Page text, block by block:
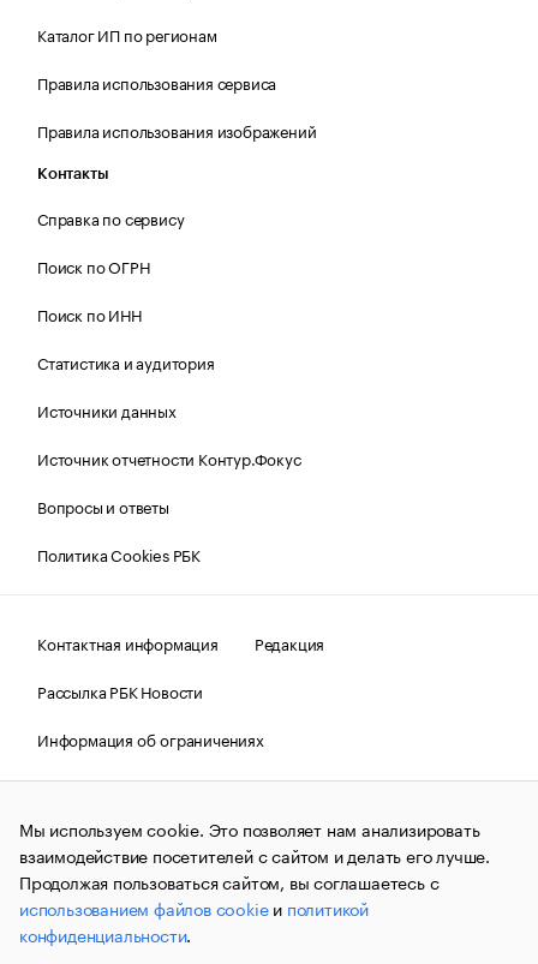
Каталог ИП по регионам
Правила использования сервиса
Правила использования изображений
Контакты
Справка по сервису
Поиск по ОГРН
Поиск по ИНН
Статистика и аудитория
Источники данных
Источник отчетности Контур.Фокус
Вопросы и ответы
Политика Cookies РБК
Контактная информация
Редакция
Рассылка РБК Новости
Информация об ограничениях
Правовая информация
О соблюдении авторских прав
© АО «РОСБИЗНЕСКОНСАЛТИНГ»,1995–2026.Сообщения
и материалы информационного агентства «РБК»
(зарегистрировано Федеральной службой по надзору в сфере
связи, информационных технологий и массовых
коммуникаций (Роскомнадзор) 09.12.2015 за номером ИА
№ФС77-63848) сопровождаются пометкой «РБК». Отдельные
публикации могут содержать информацию,
Мы используем cookie. Это позволяет нам анализировать
взаимодействие посетителей с сайтом и делать его лучше.
Продолжая пользоваться сайтом, вы соглашаетесь с
использованием файлов cookieи политикой
конфиденциальности.